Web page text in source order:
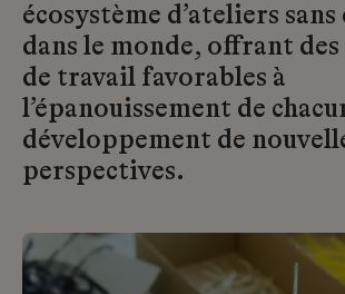
écosystème d’ateliers
dans le monde, offrant
de travail favorables à
l’épanouissement de
développement de
perspectives.